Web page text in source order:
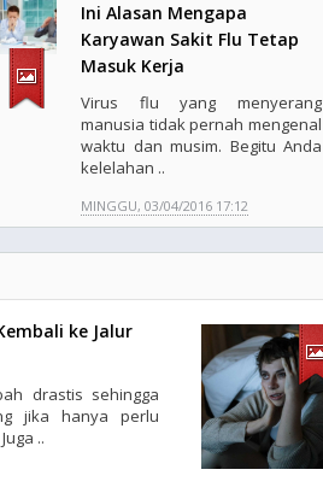
Ini Alasan Mengapa
Karyawan Sakit Flu Tetap
Masuk Kerja
Virus flu yang menyerang
manusia tidak pernah mengenal
waktu dan musim. Begitu Anda
kelelahan ..
MINGGU, 03/04/2016 17:12
ke Jalur
drastis sehingga
jika hanya perlu
..